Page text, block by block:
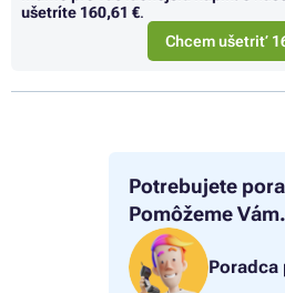
Potrebujete
Pomôžeme Vám.
Poradca
ušetríte 160,61 €.
Chcem ušetriť